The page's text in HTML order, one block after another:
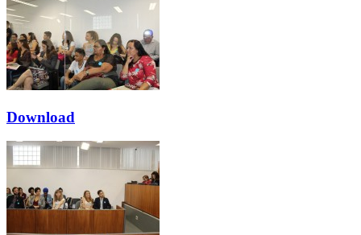
Download